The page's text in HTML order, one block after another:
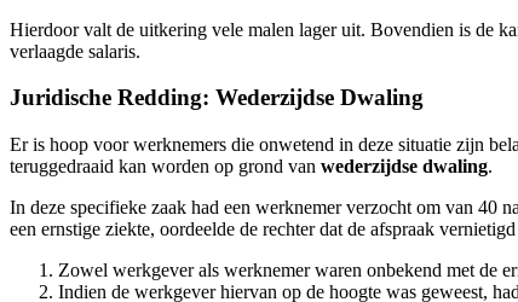
Hierdoor valt de uitkering vele malen lager uit. Bovendien is de
verlaagde salaris.
Juridische Redding: Wederzijdse Dwaling
Er is hoop voor werknemers die onwetend in deze situatie zijn
teruggedraaid kan worden op grond van wederzijdse dwaling.
In deze specifieke zaak had een werknemer verzocht om van 40
een ernstige ziekte, oordeelde de rechter dat de afspraak
Zowel werkgever als werknemer waren onbekend met de
Indien de werkgever hiervan op de hoogte was geweest,